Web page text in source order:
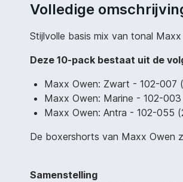
Volledige
Stijlvolle basis mix van tonal
Deze 10-pack bestaat uit de
Maxx Owen: Zwart - 102-007
Maxx Owen: Marine - 102-
Maxx Owen: Antra - 102-055
De boxershorts van Maxx Owen
Samenstelling